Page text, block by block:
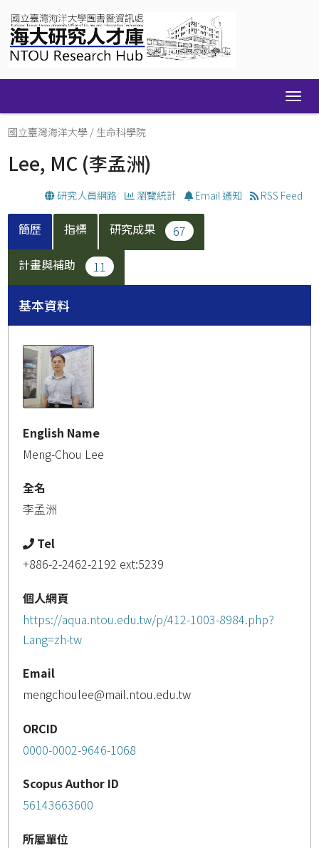
navigation
國立臺灣海洋大學 / 生命科學院
Lee, MC (李孟洲)
研究人員網路 瀏覽統計 Email 通知 RSS Feed
簡歷 指標 研究成果
67
計畫與補助
11
基本資料
English Name
Meng-Chou Lee
全名
李孟洲
Tel
+886-2-2462-2192 ext:5239
個人網頁
https://aqua.ntou.edu.tw/p/412-1003-8984.php?
Lang=zh-tw
Email
mengchoulee@mail.ntou.edu.tw
ORCID
0000-0002-9646-1068
Scopus Author ID
56143663600
所屬單位